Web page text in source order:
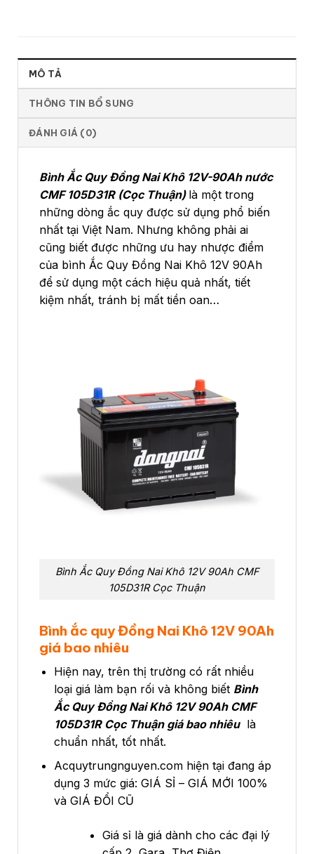
MÔ TẢ
THÔNG TIN BỔ SUNG
ĐÁNH GIÁ (0)
Bình Ắc Quy Đồng Nai Khô 12V-90Ah nước
CMF 105D31R (Cọc Thuận) là một trong
những dòng ắc quy được sử dụng phổ biến
nhất tại Việt Nam. Nhưng không phải ai
cũng biết được những ưu hay nhược điểm
của bình Ắc Quy Đồng Nai Khô 12V 90Ah
để sử dụng một cách hiệu quả nhất, tiết
kiệm nhất, tránh bị mất tiền oan…
Bình Ắc Quy Đồng Nai Khô 12V 90Ah CMF
105D31R Cọc Thuận
Bình ắc quy Đồng Nai Khô 12V 90Ah
giá bao nhiêu
Hiện nay, trên thị trường có rất nhiều
loại giá làm bạn rối và không biết Bình
Ắc Quy Đồng Nai Khô 12V 90Ah CMF
105D31R Cọc Thuận giá bao nhiêulà
chuẩn nhất, tốt nhất.
Acquytrungnguyen.com hiện tại đang áp
dụng 3 mức giá: GIÁ SỈ – GIÁ MỚI 100%
và GIÁ ĐỔI CŨ
Giá sỉ là giá dành cho các đại lý